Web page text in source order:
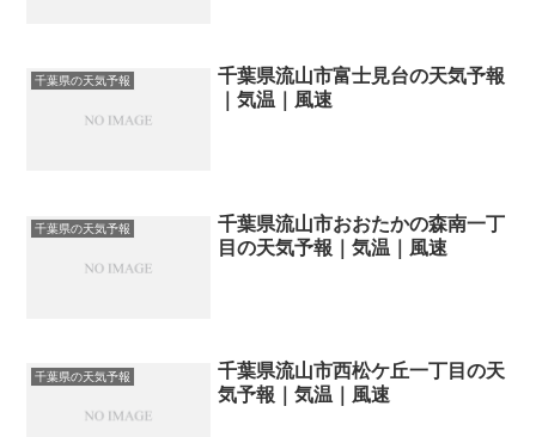
千葉県の天気予報
千葉県流山市富士見台の天気予報
｜気温｜風速
千葉県の天気予報
千葉県流山市おおたかの森南一丁
目の天気予報｜気温｜風速
千葉県の天気予報
千葉県流山市西松ケ丘一丁目の天
気予報｜気温｜風速